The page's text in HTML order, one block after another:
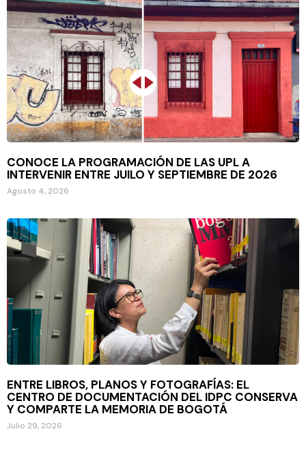
CONOCE LA PROGRAMACIÓN DE LAS UPL A
INTERVENIR ENTRE JUILO Y SEPTIEMBRE DE 2026
Agosto 4, 2026
ENTRE LIBROS, PLANOS Y FOTOGRAFÍAS: EL
CENTRO DE DOCUMENTACIÓN DEL IDPC CONSERVA
Y COMPARTE LA MEMORIA DE BOGOTÁ
Julio 29, 2026